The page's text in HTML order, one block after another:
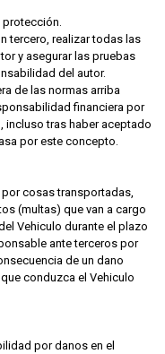
protección.
tercero, realizar todas las
y asegurar las pruebas
del autor.
de las normas arriba
financiera por
incluso tras haber aceptado
por este concepto.
cosas transportadas,
(multas) que van a cargo
Vehiculo durante el plazo
ante terceros por
de un dano
conduzca el Vehiculo
por danos en el